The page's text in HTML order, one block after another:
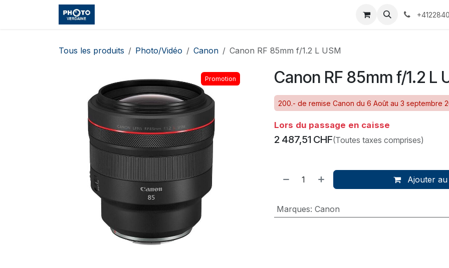
Se rendre au contenu
Événements Services
Tous les produits Photo/Vidéo Canon Canon RF 85mm f/1.2 L USM
Promotion Canon RF 85mm f/1.2 L
200.- de remise Canon du 6 Août au 3 septembre
Lors du passage en caisse
2 487,51CHF(Toutes taxes comprises)
Ajouter
Marques: Canon